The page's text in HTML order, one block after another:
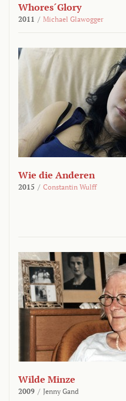
Whores´Glory
2011 / Michael Glawogger
Wie die Anderen
2015 / Constantin Wulff
Wilde Minze
2009 / Jenny Gand